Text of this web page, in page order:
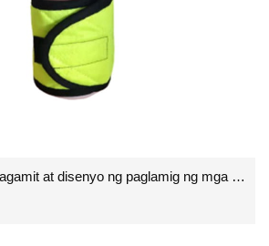
Ang kakayahang magamit at disenyo ng paglamig ng mga pambalot ng pulso